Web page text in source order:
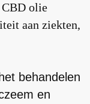
olie
aan ziekten,
behandelen
en